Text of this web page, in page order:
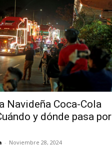
Navideña Coca-Cola
y dónde pasa por
- Noviembre 28, 2024